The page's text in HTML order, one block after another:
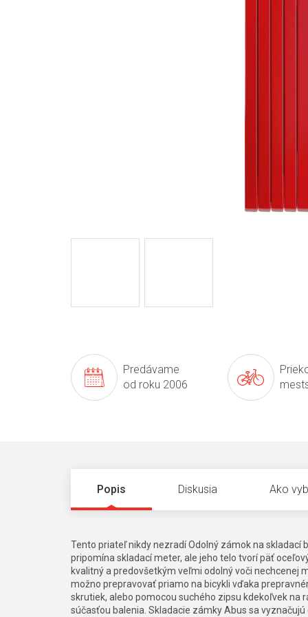
Predávame
od roku 2006
Popis Diskusia Ako
Tento priateľ nikdy nezradí Odolný zámok na skladací
pripomína skladací meter, ale jeho telo tvorí päť
kvalitný a predovšetkým veľmi odolný voči nechcenej
možno prepravovať priamo na bicykli vďaka
skrutiek, alebo pomocou suchého zipsu kdekoľvek na
súčasťou balenia. Skladacie zámky Abus sa